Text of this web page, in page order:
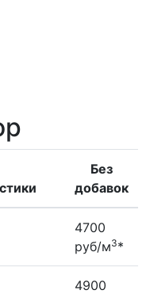
Без
добавок
4700
руб/м3*
4900